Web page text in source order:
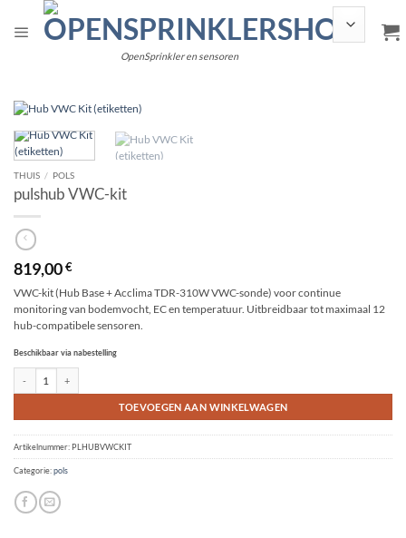
OpenSprinkler en sensoren
THUIS / POLS
pulshub VWC-kit
819,00€
VWC-kit (Hub Base + Acclima TDR-310W VWC-sonde) voor continue
monitoring van bodemvocht, EC en temperatuur. Uitbreidbaar tot maximaal 12
hub-compatibele sensoren.
Beschikbaar via nabestelling
TOEVOEGEN AAN WINKELWAGEN
Alternative:
Artikelnummer: PLHUBVWCKIT
Categorie:pols